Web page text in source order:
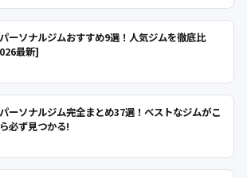
ーソナルジムおすすめ9選！人気ジムを徹底比
最新]
ーソナルジム完全まとめ37選！ベストなジムがこ
必ず見つかる!